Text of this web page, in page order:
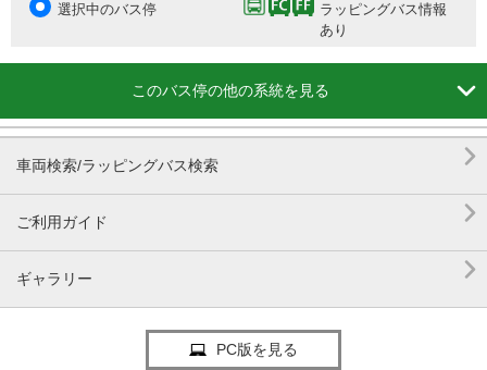
選択中のバス停
ラッピングバス情報
あり
このバス停の他の系統を見る 
車両検索/ラッピングバス検索 
ご利用ガイド 
ギャラリー 
PC版を見る